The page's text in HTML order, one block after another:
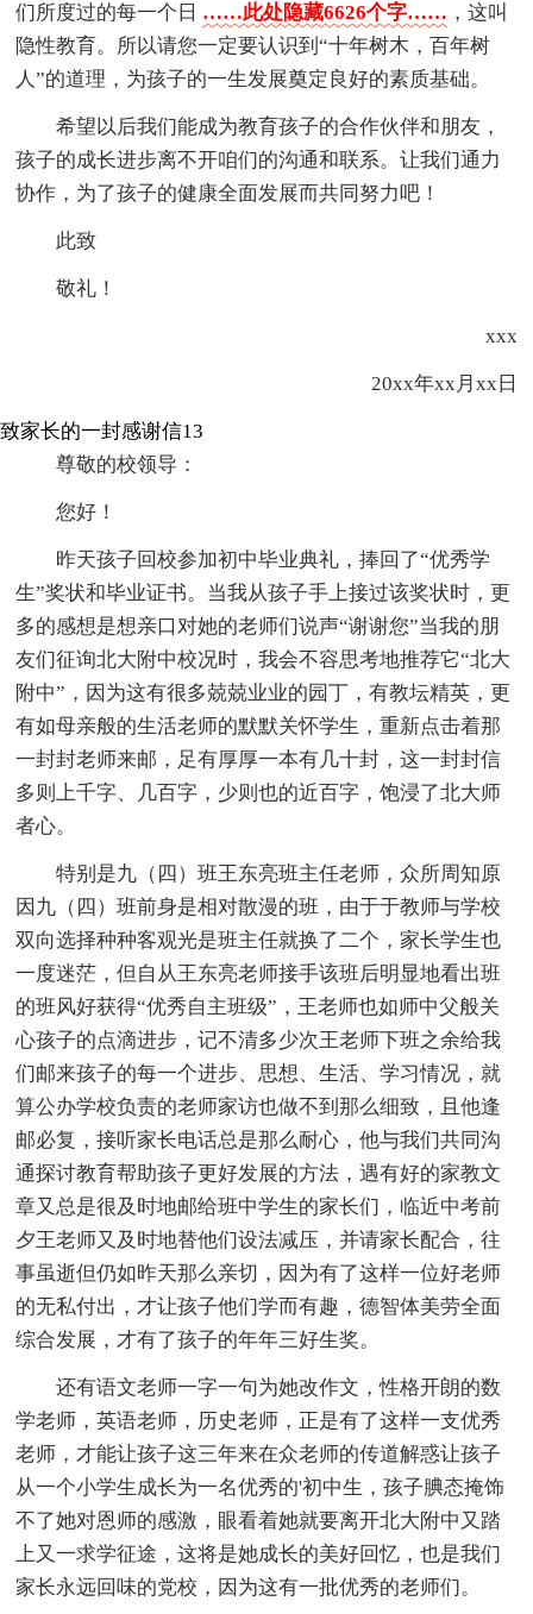
们所度过的每一个日 ……此处隐藏6626个字…… ，这叫
隐性教育。所以请您一定要认识到“十年树木，百年树
人”的道理，为孩子的一生发展奠定良好的素质基础。
希望以后我们能成为教育孩子的合作伙伴和朋友，
孩子的成长进步离不开咱们的沟通和联系。让我们通力
协作，为了孩子的健康全面发展而共同努力吧！
此致
敬礼！
xxx
20xx年xx月xx日
致家长的一封感谢信13
尊敬的校领导：
您好！
昨天孩子回校参加初中毕业典礼，捧回了“优秀学
生”奖状和毕业证书。当我从孩子手上接过该奖状时，更
多的感想是想亲口对她的老师们说声“谢谢您”当我的朋
友们征询北大附中校况时，我会不容思考地推荐它“北大
附中”，因为这有很多兢兢业业的园丁，有教坛精英，更
有如母亲般的生活老师的默默关怀学生，重新点击着那
一封封老师来邮，足有厚厚一本有几十封，这一封封信
多则上千字、几百字，少则也的近百字，饱浸了北大师
者心。
特别是九（四）班王东亮班主任老师，众所周知原
因九（四）班前身是相对散漫的班，由于于教师与学校
双向选择种种客观光是班主任就换了二个，家长学生也
一度迷茫，但自从王东亮老师接手该班后明显地看出班
的班风好获得“优秀自主班级”，王老师也如师中父般关
心孩子的点滴进步，记不清多少次王老师下班之余给我
们邮来孩子的每一个进步、思想、生活、学习情况，就
算公办学校负责的老师家访也做不到那么细致，且他逢
邮必复，接听家长电话总是那么耐心，他与我们共同沟
通探讨教育帮助孩子更好发展的方法，遇有好的家教文
章又总是很及时地邮给班中学生的家长们，临近中考前
夕王老师又及时地替他们设法减压，并请家长配合，往
事虽逝但仍如昨天那么亲切，因为有了这样一位好老师
的无私付出，才让孩子他们学而有趣，德智体美劳全面
综合发展，才有了孩子的年年三好生奖。
还有语文老师一字一句为她改作文，性格开朗的数
学老师，英语老师，历史老师，正是有了这样一支优秀
老师，才能让孩子这三年来在众老师的传道解惑让孩子
从一个小学生成长为一名优秀的'初中生，孩子腆态掩饰
不了她对恩师的感激，眼看着她就要离开北大附中又踏
上又一求学征途，这将是她成长的美好回忆，也是我们
家长永远回味的党校，因为这有一批优秀的老师们。